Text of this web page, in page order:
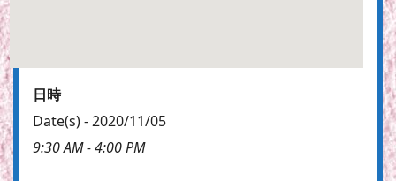
日時
Date(s) - 2020/11/05
9:30 AM - 4:00 PM